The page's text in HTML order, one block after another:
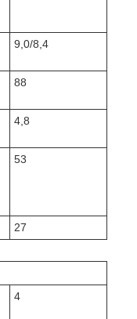
9,0/8,4
88
4,8
53
27
4